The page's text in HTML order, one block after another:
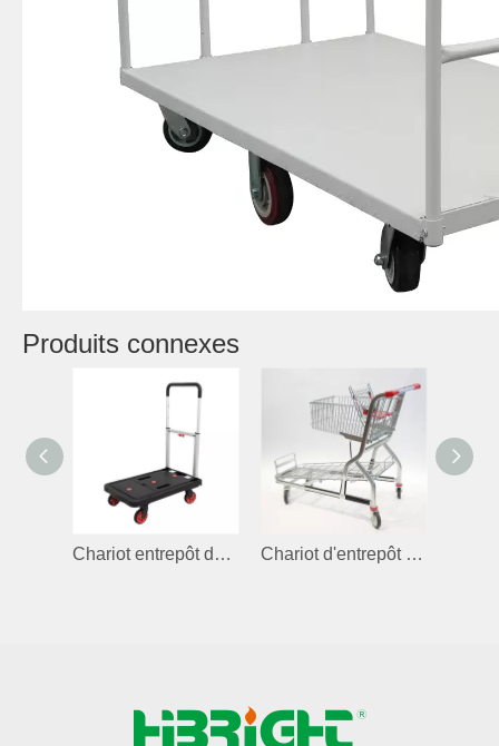
Produits connexes
Chariot entrepôt de camions à main en plastique pliable Chariot d'entrepôt galvanisé